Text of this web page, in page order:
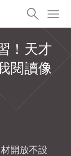
！天才
閱讀像
開放不設